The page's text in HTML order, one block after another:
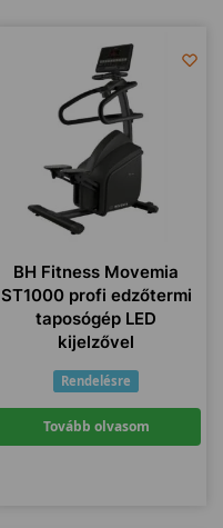
BH Fitness Movemia
ST1000 profi edzőtermi
taposógép LED
kijelzővel
Rendelésre
Tovább olvasom